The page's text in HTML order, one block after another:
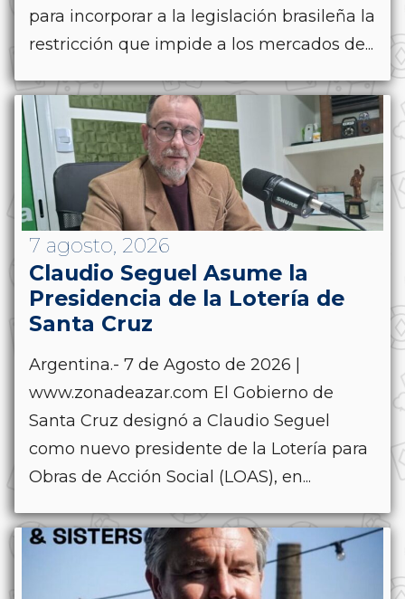
para incorporar a la legislación brasileña la
restricción que impide a los mercados de...
7 agosto, 2026
Claudio Seguel Asume la
Presidencia de la Lotería de
Santa Cruz
Argentina.- 7 de Agosto de 2026 |
www.zonadeazar.com El Gobierno de
Santa Cruz designó a Claudio Seguel
como nuevo presidente de la Lotería para
Obras de Acción Social (LOAS), en...